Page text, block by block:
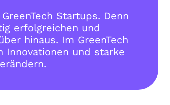
Startups. Denn
erfolgreichen und
hinaus. Im GreenTech
Innovationen und starke